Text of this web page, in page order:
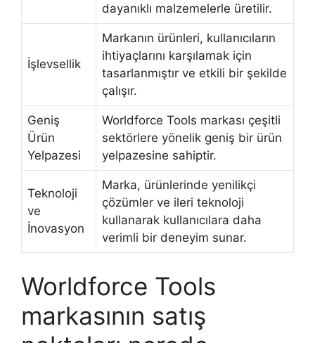
dayanıklı malzemelerle üretilir.
İşlevsellik
Markanın ürünleri, kullanıcıların
ihtiyaçlarını karşılamak için
tasarlanmıştır ve etkili bir şekilde
çalışır.
Geniş
Ürün
Yelpazesi
Worldforce Tools markası çeşitli
sektörlere yönelik geniş bir ürün
yelpazesine sahiptir.
Teknoloji
ve
İnovasyon
Marka, ürünlerinde yenilikçi
çözümler ve ileri teknoloji
kullanarak kullanıcılara daha
verimli bir deneyim sunar.
Worldforce Tools
markasının satış